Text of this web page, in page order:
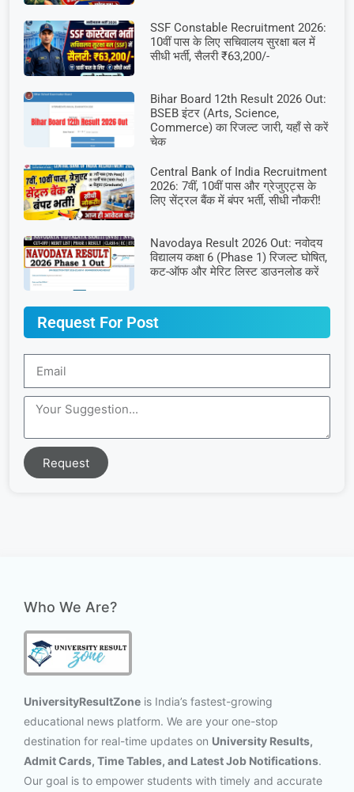
SSF Constable Recruitment 2026:
10वीं पास के लिए सचिवालय सुरक्षा बल में
सीधी भर्ती, सैलरी ₹63,200/-
Bihar Board 12th Result 2026 Out:
BSEB इंटर (Arts, Science,
Commerce) का रिजल्ट जारी, यहाँ से करें
चेक
Central Bank of India Recruitment
2026: 7वीं, 10वीं पास और ग्रेजुएट्स के
लिए सेंट्रल बैंक में बंपर भर्ती, सीधी नौकरी!
Navodaya Result 2026 Out: नवोदय
विद्यालय कक्षा 6 (Phase 1) रिजल्ट घोषित,
कट-ऑफ और मेरिट लिस्ट डाउनलोड करें
Request For Post
Request
Who We Are?
UniversityResultZone is India’s fastest-growing
educational news platform. We are your one-stop
destination for real-time updates on University Results,
Admit Cards, Time Tables, and Latest Job Notifications.
Our goal is to empower students with timely and accurate